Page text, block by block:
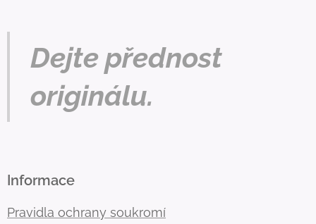
Dejte přednost
originálu.
Informace
Pravidla ochrany soukromí